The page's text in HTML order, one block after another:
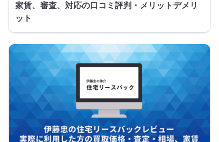
家賃、審査、対応の口コミ評判・メリットデメリ
ット